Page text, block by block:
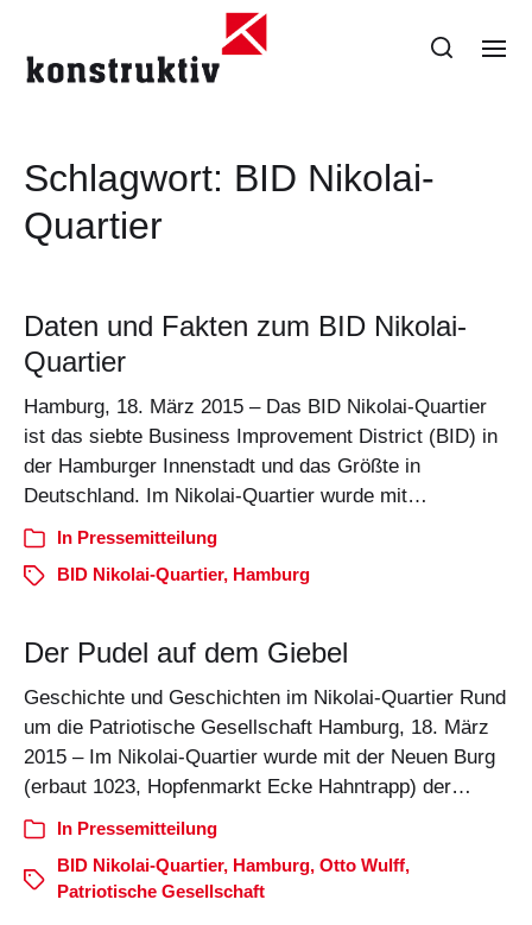
Schlagwort: BID Nikolai-
Quartier
Daten und Fakten zum BID Nikolai-
Quartier
Hamburg, 18. März 2015 – Das BID Nikolai-Quartier
ist das siebte Business Improvement District (BID) in
der Hamburger Innenstadt und das Größte in
Deutschland. Im Nikolai-Quartier wurde mit…
In Pressemitteilung
BID Nikolai-Quartier, Hamburg
Der Pudel auf dem Giebel
Geschichte und Geschichten im Nikolai-Quartier Rund
um die Patriotische Gesellschaft Hamburg, 18. März
2015 – Im Nikolai-Quartier wurde mit der Neuen Burg
(erbaut 1023, Hopfenmarkt Ecke Hahntrapp) der…
In Pressemitteilung
BID Nikolai-Quartier, Hamburg, Otto Wulff,
Patriotische Gesellschaft